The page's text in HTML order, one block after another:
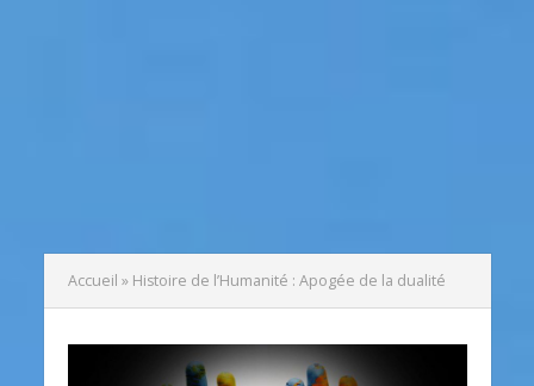
Accueil » Histoire de l’Humanité : Apogée de la dualité